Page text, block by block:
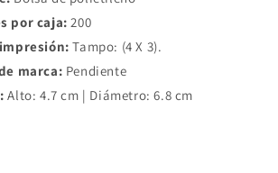
por caja: 200
Tampo: (4 X 3).
marca: Pendiente
Alto: 4.7 cm | Diámetro: 6.8 cm